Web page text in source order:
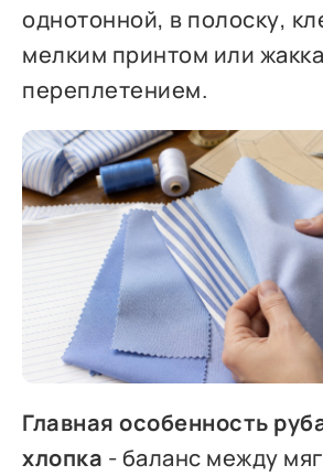
однотонной, в полоску,
мелким принтом или
переплетением.
Главная особенность
хлопка - баланс между